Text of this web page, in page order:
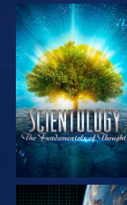
EXPLORA LAS
SERIES